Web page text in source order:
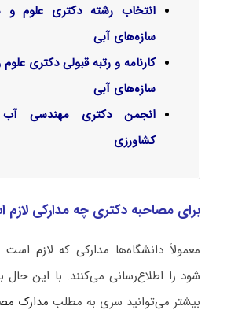
انتخاب رشته دکتری علوم
سازه‌های آبی
کارنامه و رتبه قبولی دکتری
سازه‌های آبی
انجمن دکتری مهندسی
کشاورزی
برای مصاحبه دکتری چه مدارکی
معمولاً دانشگاه‌ها مدارکی که لازم است
شود را اطلاع‌رسانی می‌کنند. با این
بیشتر می‌توانید سری به مطلب مدارک